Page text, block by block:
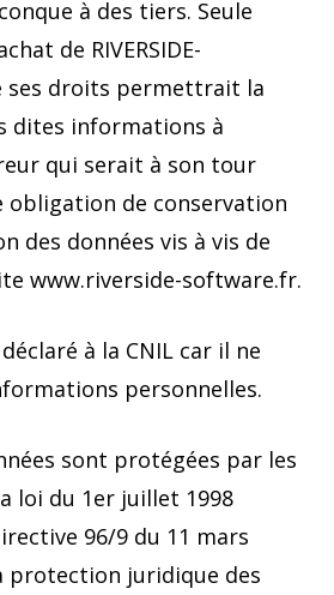
à des tiers. Seule
de RIVERSIDE-
ses droits permettrait la
dites informations à
qui serait à son tour
obligation de conservation
des données vis à vis de
www.riverside-software.fr.
à la CNIL car il ne
personnelles.
sont protégées par les
loi du 1er juillet 1998
96/9 du 11 mars
protection juridique des